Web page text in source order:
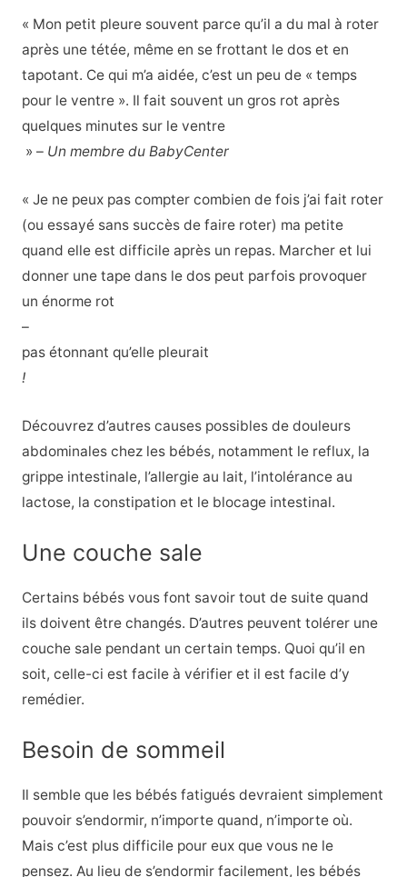
« Mon petit pleure souvent parce qu’il a du mal à roter
après une tétée, même en se frottant le dos et en
tapotant. Ce qui m’a aidée, c’est un peu de « temps
pour le ventre ». Il fait souvent un gros rot après
quelques minutes sur le ventre
» – Un membre du BabyCenter
« Je ne peux pas compter combien de fois j’ai fait roter
(ou essayé sans succès de faire roter) ma petite
quand elle est difficile après un repas. Marcher et lui
donner une tape dans le dos peut parfois provoquer
un énorme rot
–
pas étonnant qu’elle pleurait
!
Découvrez d’autres causes possibles de douleurs
abdominales chez les bébés, notamment le reflux, la
grippe intestinale, l’allergie au lait, l’intolérance au
lactose, la constipation et le blocage intestinal.
Une couche sale
Certains bébés vous font savoir tout de suite quand
ils doivent être changés. D’autres peuvent tolérer une
couche sale pendant un certain temps. Quoi qu’il en
soit, celle-ci est facile à vérifier et il est facile d’y
remédier.
Besoin de sommeil
Il semble que les bébés fatigués devraient simplement
pouvoir s’endormir, n’importe quand, n’importe où.
Mais c’est plus difficile pour eux que vous ne le
pensez. Au lieu de s’endormir facilement, les bébés